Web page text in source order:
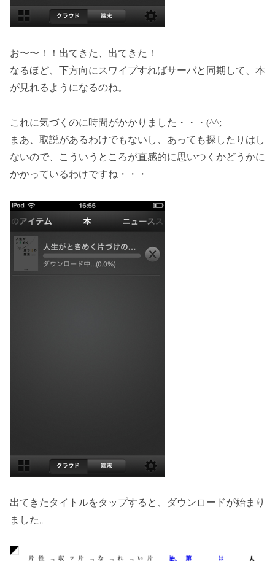
お〜〜！！出てきた、出てきた！
なるほど、下方向にスワイプすればサーバと同期して、本
が見れるようになるのね。
これに気づくのに時間がかかりました・・・(^^;
まあ、取説があるわけでもないし、あっても探したりはし
ないので、こういうところが直感的に思いつくかどうかに
かかっているわけですね・・・
出てきたタイトルをタップすると、ダウンロードが始まり
ました。